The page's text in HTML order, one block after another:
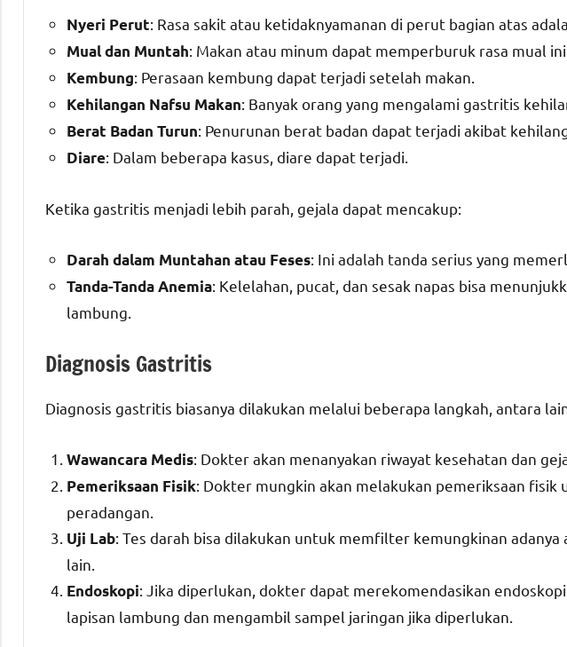
Nyeri Perut: Rasa sakit atau ketidaknyamanan di perut bagian atas
Mual dan Muntah: Makan atau minum dapat memperburuk rasa mual ini.
Kembung: Perasaan kembung dapat terjadi setelah makan.
Kehilangan Nafsu Makan: Banyak orang yang mengalami gastritis
Berat Badan Turun: Penurunan berat badan dapat terjadi akibat
Diare: Dalam beberapa kasus, diare dapat terjadi.
Ketika gastritis menjadi lebih parah, gejala dapat mencakup:
Darah dalam Muntahan atau Feses: Ini adalah tanda serius yang
Tanda-Tanda Anemia: Kelelahan, pucat, dan sesak napas bisa
lambung.
Diagnosis Gastritis
Diagnosis gastritis biasanya dilakukan melalui beberapa langkah, antara
Wawancara Medis: Dokter akan menanyakan riwayat kesehatan dan
Pemeriksaan Fisik: Dokter mungkin akan melakukan pemeriksaan fisik
peradangan.
Uji Lab: Tes darah bisa dilakukan untuk memfilter kemungkinan adanya
lain.
Endoskopi: Jika diperlukan, dokter dapat merekomendasikan
lapisan lambung dan mengambil sampel jaringan jika diperlukan.